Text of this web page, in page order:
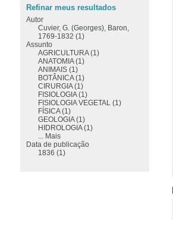
Refinar meus resultados
Autor
Cuvier, G. (Georges), Baron,
1769-1832 (1)
Assunto
AGRICULTURA (1)
ANATOMIA (1)
ANIMAIS (1)
BOTÂNICA (1)
CIRURGIA (1)
FISIOLOGIA (1)
FISIOLOGIA VEGETAL (1)
FÍSICA (1)
GEOLOGIA (1)
HIDROLOGIA (1)
... Mais
Data de publicação
1836 (1)